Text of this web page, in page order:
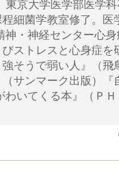
東京大学医学部医学
細菌学教室修了。
神・神経センター心
ストレスと心身症を
そうで弱い人』（飛
サンマーク出版）『
わいてくる本』（Ｐ